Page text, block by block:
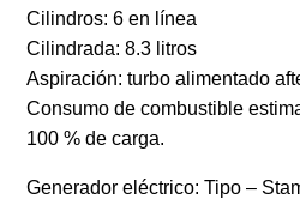
Cilindros: 6 en línea
Cilindrada: 8.3 litros
Aspiración: turbo alimentado
Consumo de combustible
100 % de carga.
Generador eléctrico: Tipo –